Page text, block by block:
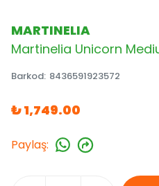
MARTINELIA
Martinelia Unicorn
Barkod: 8436591923572
₺ 1,749.00
Paylaş: